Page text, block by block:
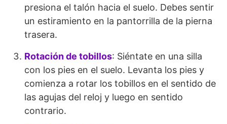
presiona el talón hacia el suelo. Debes sentir
un estiramiento en la pantorrilla de la pierna
trasera.
Rotación de tobillos: Siéntate en una silla
con los pies en el suelo. Levanta los pies y
comienza a rotar los tobillos en el sentido de
las agujas del reloj y luego en sentido
contrario.